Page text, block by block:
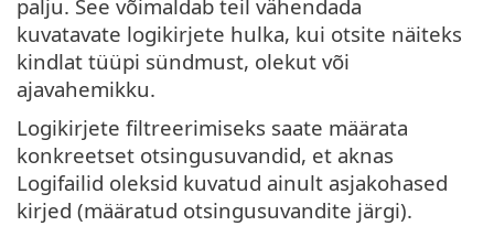
palju. See võimaldab teil vähendada
kuvatavate logikirjete hulka, kui otsite näiteks
kindlat tüüpi sündmust, olekut või
ajavahemikku.
Logikirjete filtreerimiseks saate määrata
konkreetset otsingusuvandid, et aknas
Logifailid oleksid kuvatud ainult asjakohased
kirjed (määratud otsingusuvandite järgi).